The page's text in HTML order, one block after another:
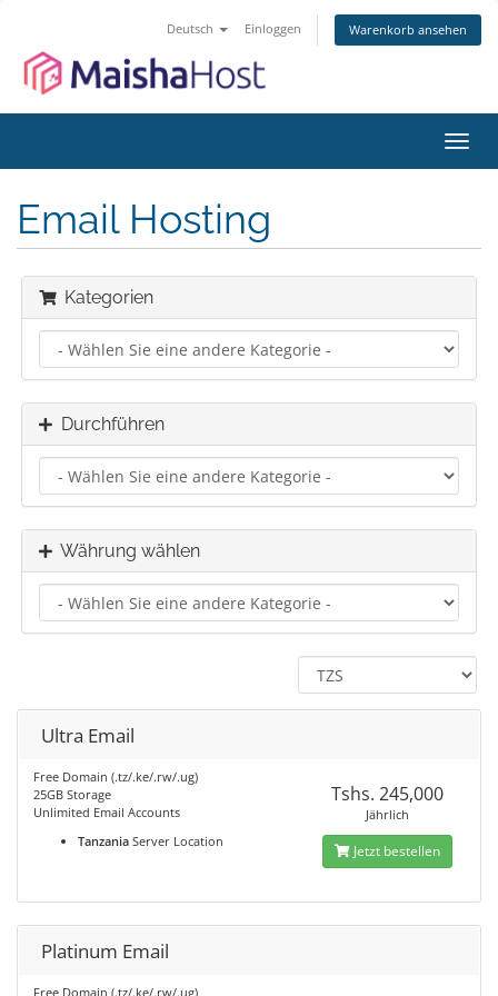
Deutsch Einloggen Warenkorb ansehen
ein-/
Email Hosting
Kategorien
Durchführen
Währung wählen
Ultra Email
Free Domain (.tz/.ke/.rw/.ug)
25GB Storage
Unlimited Email Accounts
Tanzania Server Location
Tshs. 245,000
Jährlich
Jetzt bestellen
Platinum Email
Free Domain (.tz/.ke/.rw/.ug)